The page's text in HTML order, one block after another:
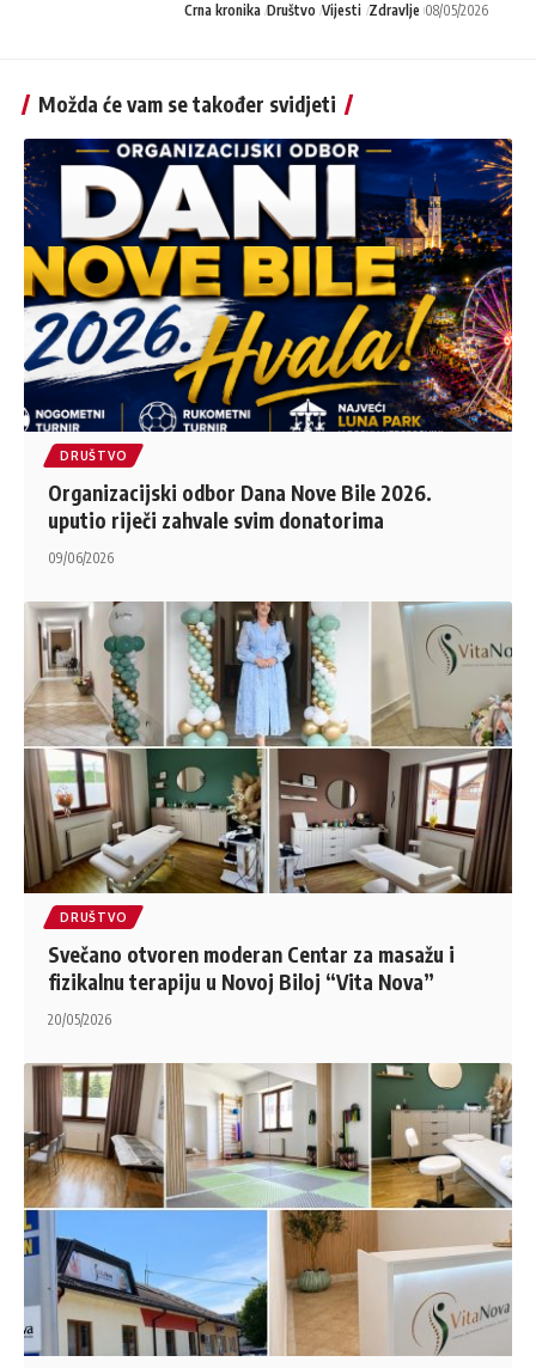
Crna kronika Društvo Vijesti Zdravlje 08/05/2026
Možda će vam se također svidjeti
DRUŠTVO
Organizacijski odbor Dana Nove Bile 2026.
uputio riječi zahvale svim donatorima
09/06/2026
DRUŠTVO
Svečano otvoren moderan Centar za masažu i
fizikalnu terapiju u Novoj Biloj “Vita Nova”
20/05/2026